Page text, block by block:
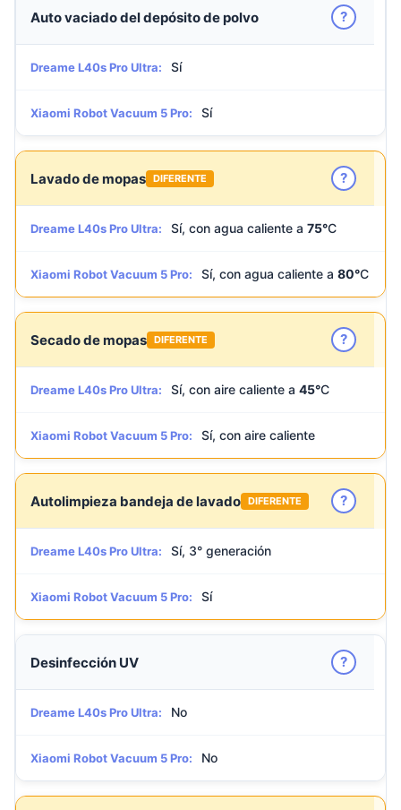
Auto vaciado del depósito de polvo ?
Dreame L40s Pro Ultra: Sí
Xiaomi Robot Vacuum 5 Pro: Sí
Lavado de mopas DIFERENTE ?
Dreame L40s Pro Ultra: Sí, con agua caliente a 75°C
Xiaomi Robot Vacuum 5 Pro: Sí, con agua caliente a 80°C
Secado de mopas DIFERENTE ?
Dreame L40s Pro Ultra: Sí, con aire caliente a 45°C
Xiaomi Robot Vacuum 5 Pro: Sí, con aire caliente
Autolimpieza bandeja de lavado DIFERENTE ?
Dreame L40s Pro Ultra: Sí, 3° generación
Xiaomi Robot Vacuum 5 Pro: Sí
Desinfección UV ?
Dreame L40s Pro Ultra: No
Xiaomi Robot Vacuum 5 Pro: No